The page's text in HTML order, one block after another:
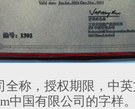
全称，授权期限，中
中国有限公司的字样